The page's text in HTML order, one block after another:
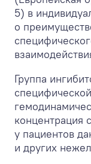
5) в
о
Группа
концентрация
у пациентов
и других